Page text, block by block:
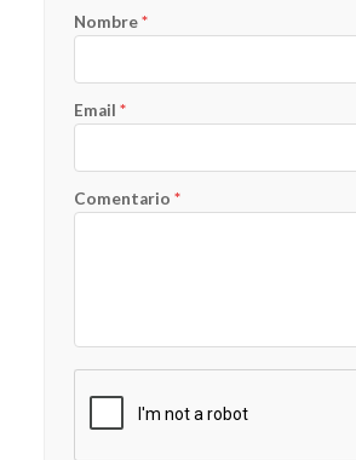
Nombre*
Email *
Comentario *